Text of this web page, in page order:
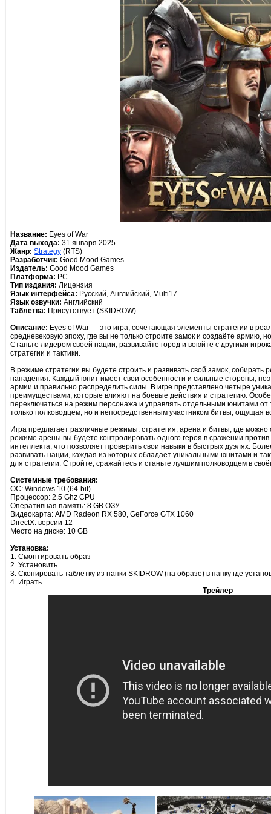
Название: Eyes of War
Дата выхода: 31 января 2025
Жанр: Strategy (RTS)
Разработчик: Good Mood Games
Издатель: Good Mood Games
Платформа: PC
Тип издания: Лицензия
Язык интерфейса: Русский, Английский, Multi17
Язык озвучки: Английский
Таблетка: Присутствует (SKIDROW)
Описание: Eyes of War — это игра, сочетающая элементы стратегии в
средневековую эпоху, где вы не только строите замок и создаёте армию,
Станьте лидером своей нации, развивайте город и воюйте с другими
стратегии и тактики.
В режиме стратегии вы будете строить и развивать свой замок,
нападения. Каждый юнит имеет свои особенности и сильные стороны,
армии и правильно распределить силы. В игре представлено четыре
преимуществами, которые влияют на боевые действия и стратегию.
переключаться на режим персонажа и управлять отдельными юнитами от
только полководцем, но и непосредственным участником битвы, ощущая
Игра предлагает различные режимы: стратегия, арена и битвы, где
режиме арены вы будете контролировать одного героя в сражении против
интеллекта, что позволяет проверить свои навыки в быстрых дуэлях.
развивать нации, каждая из которых обладает уникальными юнитами и
для стратегии. Стройте, сражайтесь и станьте лучшим полководцем в
Системные требования:
ОС: Windows 10 (64-bit)
Процессор: 2.5 Ghz CPU
Оперативная память: 8 GB ОЗУ
Видеокарта: AMD Radeon RX 580, GeForce GTX 1060
DirectX: версии 12
Место на диске: 10 GB
Установка:
1. Смонтировать образ
2. Установить
3. Скопировать таблетку из папки SKIDROW (на образе) в папку где
4. Играть
Трейлер